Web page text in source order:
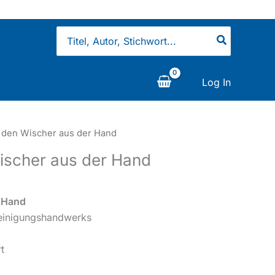
for:
Log In
Wischer aus der Hand
aus der Hand